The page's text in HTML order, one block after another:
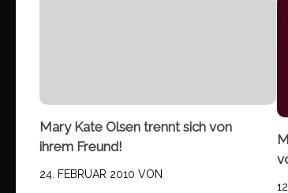
Mary Kate Olsen trennt sich von
ihrem Freund!
24. FEBRUAR 2010 VON